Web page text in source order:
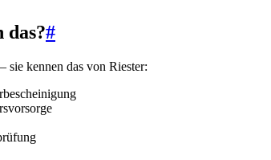
das?#
kennen das von Riester: